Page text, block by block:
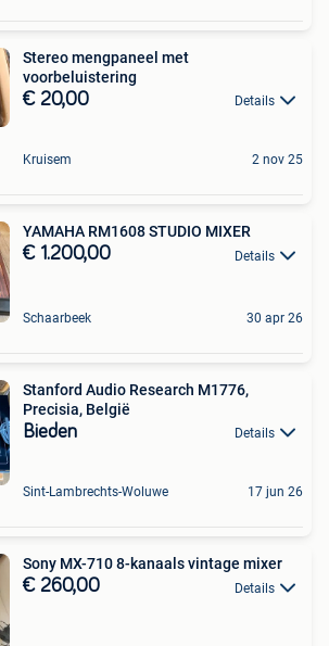
Stereo mengpaneel met
voorbeluistering
€ 20,00 Details
Kruisem 2 nov 25
YAMAHA RM1608 STUDIO MIXER
€ 1.200,00 Details
Schaarbeek 30 apr 26
Stanford Audio Research M1776,
Precisia, België
Bieden Details
Sint-Lambrechts-Woluwe 17 jun 26
Sony MX-710 8-kanaals vintage mixer
€ 260,00 Details